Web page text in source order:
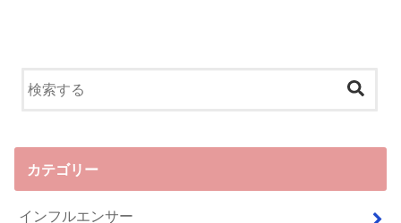
カテゴリー
インフルエンサー